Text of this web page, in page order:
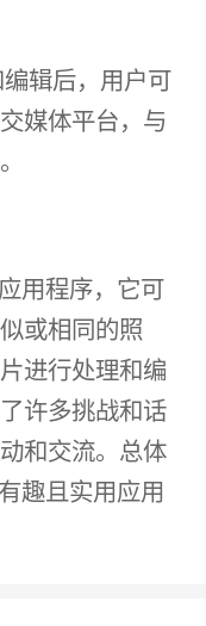
辑后，用户可
媒体平台，与
用程序，它可
或相同的照
进行处理和编
许多挑战和话
和交流。总体
趣且实用应用